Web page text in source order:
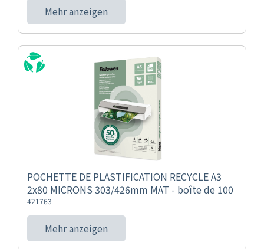
Mehr anzeigen
POCHETTE DE PLASTIFICATION RECYCLE A3
2x80 MICRONS 303/426mm MAT - boîte de 100
421763
Mehr anzeigen